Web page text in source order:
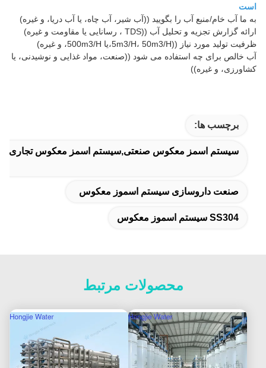
است
به ما آب خام/منبع آب را بگویید ((آب شیر، آب چاه، یا آب دریا، و غیره)
ارائه گزارش تجزیه و تحلیل آب ((TDS ، رسانایی یا مقاومت و غیره)
ظرفیت تولید مورد نیاز ((5m3/H، 50m3/H،یا 500m3/H، و غیره)
آب خالص برای چه استفاده می شود ((صنعت، مواد غذایی و نوشیدنی، یا
کشاورزی، و غیره))
برچسب ها:
سیستم اسمز معکوس صنعتی,سیستم اسمز معکوس
صنعت داروسازی سیستم اسموز معکوس
SS304 سیستم اسموز معکوس
محصولات مرتبط